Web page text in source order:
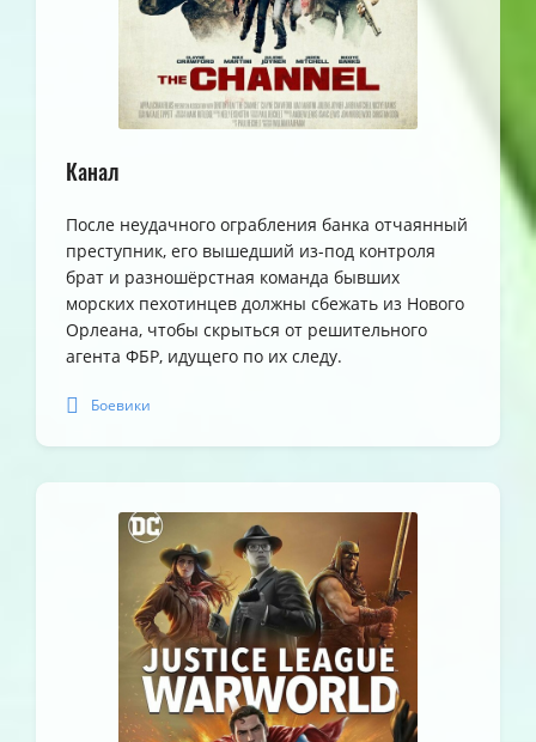
Канал
После неудачного ограбления банка отчаянный
преступник, его вышедший из-под контроля
брат и разношёрстная команда бывших
морских пехотинцев должны сбежать из Нового
Орлеана, чтобы скрыться от решительного
агента ФБР, идущего по их следу.
Боевики